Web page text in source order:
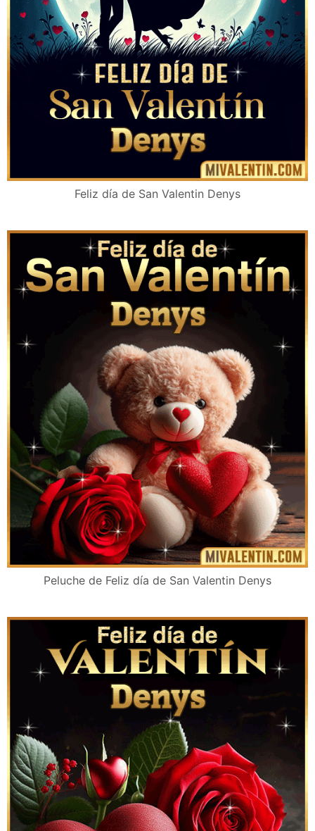
Feliz día de San Valentin Denys
Peluche de Feliz día de San Valentin Denys